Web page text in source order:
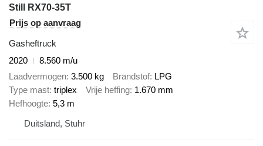
Still RX70-35T
Prijs op aanvraag
Gasheftruck
2020
8.560 m/u
Laadvermogen 3.500 kg Brandstof LPG
Type mast triplex Vrije heffing 1.670 mm
Hefhoogte 5,3 m
Duitsland, Stuhr